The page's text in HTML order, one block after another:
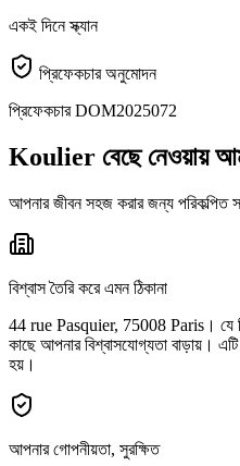
একই দিনে স্ক্যান
প্রিফেকচার অনুমোদন
প্রিফেকচার DOM2025072
Koulier বেছে নেওয়ায়
আপনার জীবন সহজ করার জন্য পরিকল্পিত
বিশ্বাস তৈরি করে এমন ঠিকানা
44 rue Pasquier, 75008 Paris। যে
কাছে আপনার বিশ্বাসযোগ্যতা বাড়ায়।
হয়।
আপনার গোপনীয়তা, সুরক্ষিত